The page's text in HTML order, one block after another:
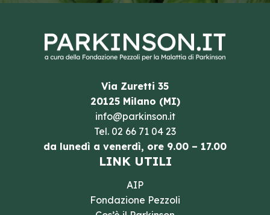
Via Zuretti 35
20125 Milano (MI)
info@parkinson.it
Tel. 02 66 71 04 23
da lunedì a venerdì, ore 9.00 – 17.00
LINK UTILI
AIP
Fondazione Pezzoli